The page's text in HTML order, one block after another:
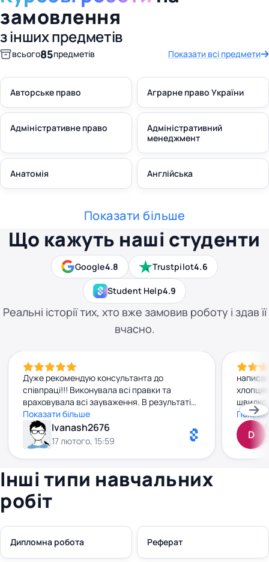
замовлення
з інших предметів
всього85предметів Показати всі предмети
Авторське право Аграрне право України
Адміністративне право
Адміністративний
менеджмент
Анатомія Англійська
Показати більше
Google4.8 Trustpilot4.6
Student Help4.9
Що кажуть наші студенти
Реальні історії тих, хто вже замовив роботу і здав її
вчасно.
Дуже рекомендую консультанта до
співпраці!!! Виконувала всі правки та
враховувала всі зауваження. В результаті
отримали високі бали!
Показати більше
Ivanash2676
17 лютого, 15:59
добу
чітко
D
Інші типи навчальних
робіт
Дипломна робота Реферат